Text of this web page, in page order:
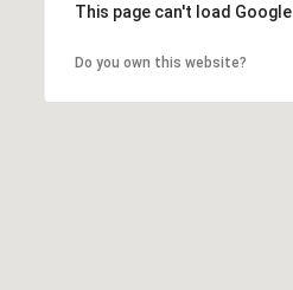
This page can't load
Do you own this website?